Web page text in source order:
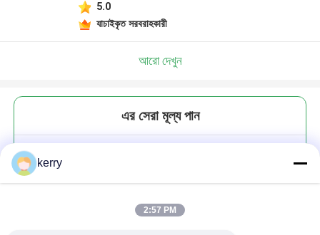
5.0
যাচাইকৃত সরবরাহকারী
আরো দেখুন
এর সেরা মূল্য পান
kerry
2:57 PM